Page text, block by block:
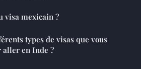
visa mexicain ?
types de visas que vous
aller en Inde ?